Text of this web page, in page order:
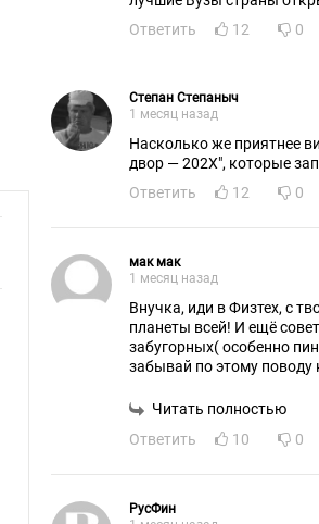
Ответить
12 0
Степан Степаныч
1 месяц назад
Насколько же приятнее
двор — 202X",
Ответить
12 0
мак мак
1 месяц назад
Внучка, иди в Физтех, с
планеты всей! И ещё
забугорных( особенно
забывай по этому
Читать полностью
Ответить
10 0
РусФин